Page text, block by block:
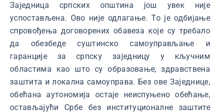
Заједница српских општина још увек није
успостављена. Ово није одлагање. То је одбијање
спровођења договорених обавеза које су требало
да обезбеде суштинско самоуправљање и
гаранције за српску заједницу у кључним
областима као што су образовање, здравствена
заштита и локална самоуправа. Без ове Заједнице,
обећана аутономија остаје неиспуњено обећање,
остављајући Србе без институционалне заштите